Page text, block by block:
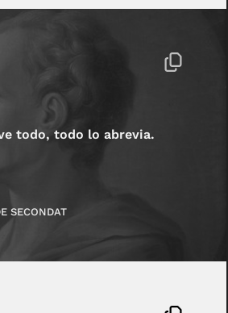
todo, todo lo abrevia.
SECONDAT